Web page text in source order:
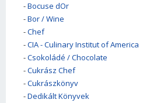
-Bocuse dOr
-Bor / Wine
-Chef
-CIA - Culinary Institut of America
-Csokoládé / Chocolate
-Cukrász Chef
-Cukrászkönyv
-Dedikált Könyvek